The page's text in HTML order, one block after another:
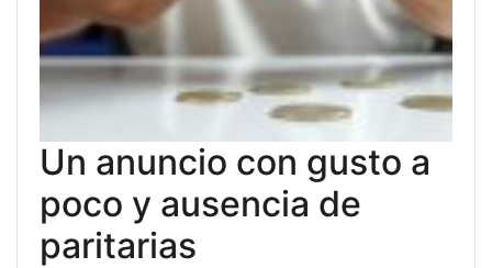
Un anuncio con gusto a
poco y ausencia de
paritarias